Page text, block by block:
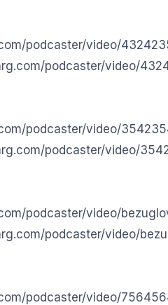
podcaster/video/
podcaster/video/
podcaster/video/
podcaster/video/
podcaster/video/
podcaster/video/
podcaster/video/